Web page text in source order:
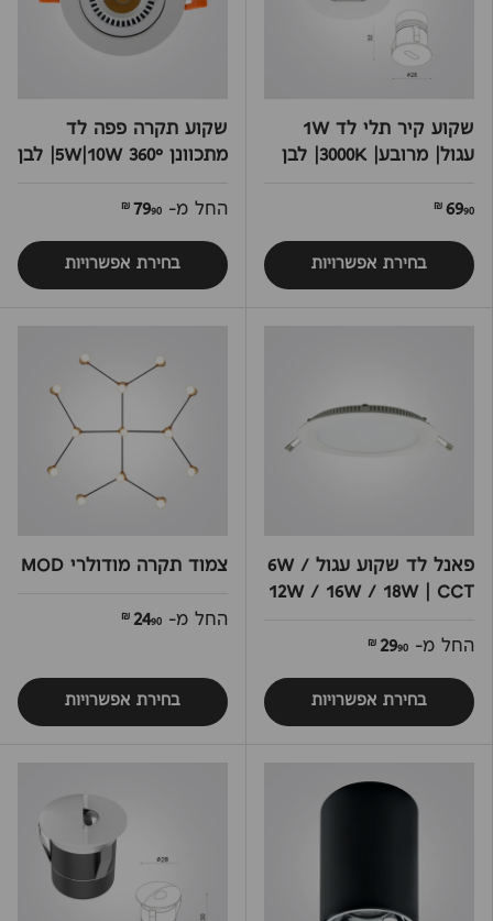
שקוע קיר תלי לד 1W
עגול| מרובע| 3000K| לבן
6990 ₪
בחירת אפשרויות
שקוע תקרה פפה לד
מתכוונן 360° 5W|10W| לבן
החל מ- 7990 ₪
בחירת אפשרויות
פאנל לד שקוע עגול 6W /
12W / 16W / 18W | CCT
החל מ- 2990 ₪
בחירת אפשרויות
צמוד תקרה מודולרי MOD
החל מ- 2490 ₪
בחירת אפשרויות